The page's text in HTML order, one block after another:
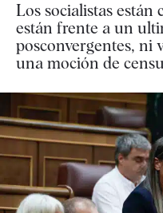
Los socialistas están
están frente a un
posconvergentes, ni
una moción de